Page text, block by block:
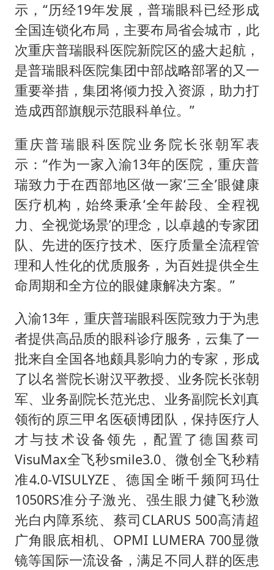
示，“历经19年发展，普瑞眼科已经形成
全国连锁化布局，主要布局省会城市，此
次重庆普瑞眼科医院新院区的盛大起航，
是普瑞眼科医院集团中部战略部署的又一
重要举措，集团将倾力投入资源，助力打
造成西部旗舰示范眼科单位。”
重庆普瑞眼科医院业务院长张朝军表
示：“作为一家入渝13年的医院，重庆普
瑞致力于在西部地区做一家‘三全’眼健康
医疗机构，始终秉承‘全年龄段、全程视
力、全视觉场景’的理念，以卓越的专家团
队、先进的医疗技术、医疗质量全流程管
理和人性化的优质服务，为百姓提供全生
命周期和全方位的眼健康解决方案。”
入渝13年，重庆普瑞眼科医院致力于为患
者提供高品质的眼科诊疗服务，云集了一
批来自全国各地颇具影响力的专家，形成
了以名誉院长谢汉平教授、业务院长张朝
军、业务副院长范光忠、业务副院长刘真
领衔的原三甲名医硕博团队，保持医疗人
才与技术设备领先，配置了德国蔡司
VisuMax全飞秒smile3.0、微创全飞秒精
准4.0-VISULYZE、德国全晰千频阿玛仕
1050RS准分子激光、强生眼力健飞秒激
光白内障系统、蔡司CLARUS 500高清超
广角眼底相机、OPMI LUMERA 700显微
镜等国际一流设备，满足不同人群的医患